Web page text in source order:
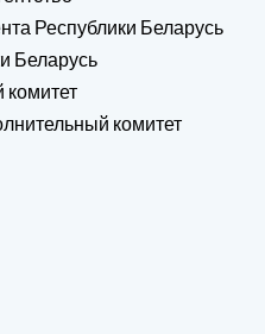
Республики Беларусь
Беларусь
комитет
комитет